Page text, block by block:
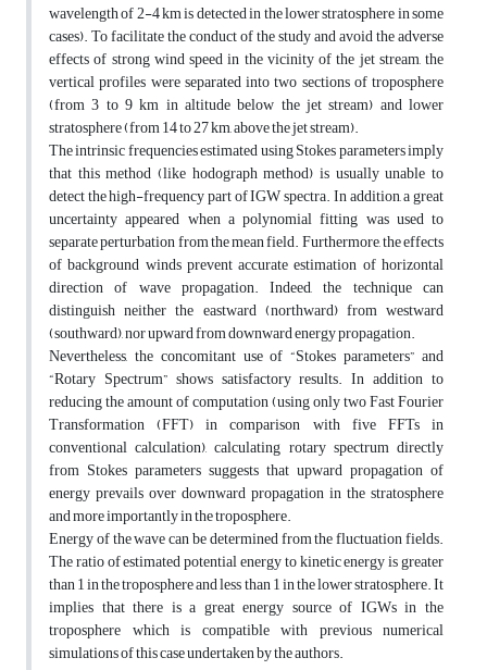
wavelength of 2-4 km is detected in the lower stratosphere in some
cases). To facilitate the conduct of the study and avoid the adverse
effects of strong wind speed in the vicinity of the jet stream, the
vertical profiles were separated into two sections of troposphere
(from 3 to 9 km in altitude below the jet stream) and lower
stratosphere (from 14 to 27 km, above the jet stream).
The intrinsic frequencies estimated using Stokes parameters imply
that this method (like hodograph method) is usually unable to
detect the high-frequency part of IGW spectra. In addition, a great
uncertainty appeared when a polynomial fitting was used to
separate perturbation from the mean field. Furthermore, the effects
of background winds prevent accurate estimation of horizontal
direction of wave propagation. Indeed, the technique can
distinguish neither the eastward (northward) from westward
(southward), nor upward from downward energy propagation.
Nevertheless, the concomitant use of “Stokes parameters” and
“Rotary Spectrum” shows satisfactory results. In addition to
reducing the amount of computation (using only two Fast Fourier
Transformation (FFT) in comparison with five FFTs in
conventional calculation), calculating rotary spectrum directly
from Stokes parameters suggests that upward propagation of
energy prevails over downward propagation in the stratosphere
and more importantly in the troposphere.
Energy of the wave can be determined from the fluctuation fields.
The ratio of estimated potential energy to kinetic energy is greater
than 1 in the troposphere and less than 1 in the lower stratosphere. It
implies that there is a great energy source of IGWs in the
troposphere which is compatible with previous numerical
simulations of this case undertaken by the authors.